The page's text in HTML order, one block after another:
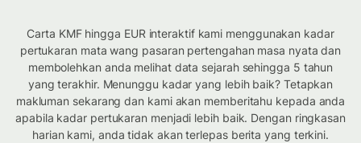
Carta KMF hingga EUR interaktif kami menggunakan kadar
pertukaran mata wang pasaran pertengahan masa nyata dan
membolehkan anda melihat data sejarah sehingga 5 tahun
yang terakhir. Menunggu kadar yang lebih baik? Tetapkan
makluman sekarang dan kami akan memberitahu kepada anda
apabila kadar pertukaran menjadi lebih baik. Dengan ringkasan
harian kami, anda tidak akan terlepas berita yang terkini.